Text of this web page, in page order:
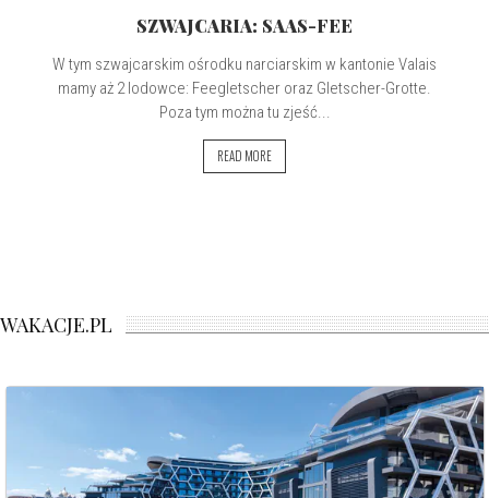
SZWAJCARIA: SAAS-FEE
W tym szwajcarskim ośrodku narciarskim w kantonie Valais
mamy aż 2 lodowce: Feegletscher oraz Gletscher-Grotte.
Poza tym można tu zjeść...
READ MORE
WAKACJE.PL